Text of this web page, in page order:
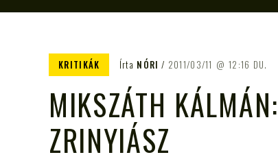
KRITIKÁK Írta NÓRI 2011/03/11 12:16 DU.
MIKSZÁTH
ZRINYIÁSZ